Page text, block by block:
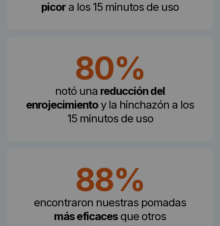
picor a los 15 minutos de uso
80%
notó una reducción del
enrojecimientoy la hinchazón a los
15 minutos de uso
88%
encontraron nuestras pomadas
más eficacesque otros